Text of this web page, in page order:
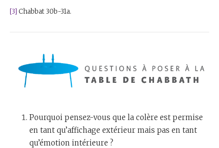
[3] Chabbat 30b-31a.
Pourquoi pensez-vous que la colère est permise
en tant qu’affichage extérieur mais pas en tant
qu’émotion intérieure ?